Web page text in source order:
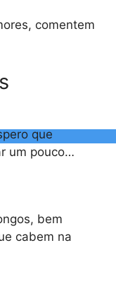
comentem
que
um pouco…
bem
cabem na